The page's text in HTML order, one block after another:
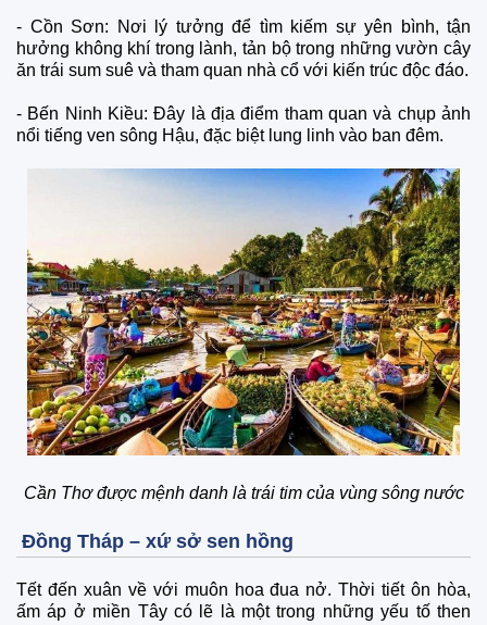
- Cồn Sơn: Nơi lý tưởng để tìm kiếm sự yên bình, tận
hưởng không khí trong lành, tản bộ trong những vườn cây
ăn trái sum suê và tham quan nhà cổ với kiến trúc độc đáo.
- Bến Ninh Kiều: Đây là địa điểm tham quan và chụp ảnh
nổi tiếng ven sông Hậu, đặc biệt lung linh vào ban đêm.
Cần Thơ được mệnh danh là trái tim của vùng sông nước
Đồng Tháp – xứ sở sen hồng
Tết đến xuân về với muôn hoa đua nở. Thời tiết ôn hòa,
ấm áp ở miền Tây có lẽ là một trong những yếu tố then